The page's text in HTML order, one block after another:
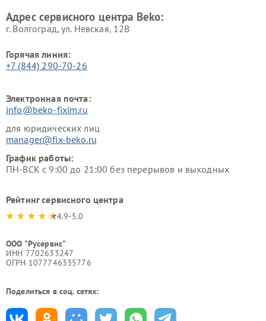
Адрес сервисного центра Beko:
г. Волгоград, ул. Невская, 12В
Горячая линия:
+7 (844) 290-70-26
Электронная почта:
info@beko-fixim.ru
для юридических лиц
manager@fix-beko.ru
График работы:
ПН-ВСК с 9:00 до 21:00 без перерывов и выходных
Рейтинг сервисного центра
4.9-5.0
ООО "Русервис"
ИНН 7702633247
ОГРН 1077746335776
Поделиться в соц. сетях: